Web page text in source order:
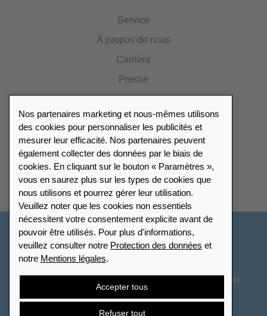
Service
À propos de nous
Carrière
Presse
Portail des revendeurs
Répertoire des revendeurs
Trouver Leuchtturm
Nos partenaires marketing et nous-mêmes utilisons
des cookies pour personnaliser les publicités et
mesurer leur efficacité. Nos partenaires peuvent
également collecter des données par le biais de
cookies. En cliquant sur le bouton « Paramètres »,
vous en saurez plus sur les types de cookies que
nous utilisons et pourrez gérer leur utilisation.
Veuillez noter que les cookies non essentiels
nécessitent votre consentement explicite avant de
pouvoir être utilisés. Pour plus d'informations,
veuillez consulter notre Protection des données et
notre Mentions légales.
Accepter tous
Refuser tout
France
Paramètres des cookies
Contact
Droit de rétractation Résilier le contrat